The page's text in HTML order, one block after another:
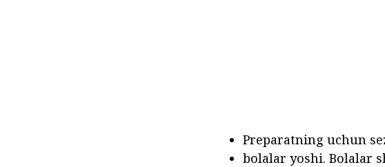
Preparatning uchun
bolalar yoshi. Bolalar